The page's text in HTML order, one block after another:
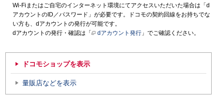
Wi-Fiまたはご自宅のインターネット環境にてアクセスいただいた場合は「d
アカウントのID／パスワード」が必要です。ドコモの契約回線をお持ちでな
い方も、dアカウントの発行が可能です。
dアカウントの発行・確認は「
dアカウント発行 」でご確認ください。
ドコモショップを表示
量販店などを表示